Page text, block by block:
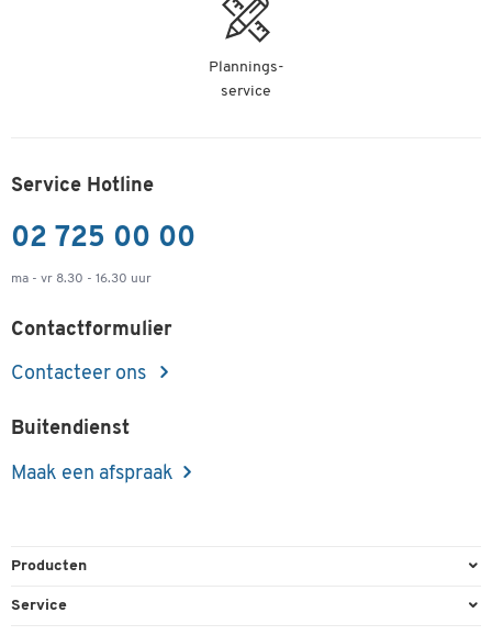
Plannings-
service
Service Hotline
02 725 00 00
ma - vr 8.30 - 16.30 uur
Contactformulier
Contacteer ons
Buitendienst
Maak een afspraak
Producten
Kantoorbenodigdheden
Service